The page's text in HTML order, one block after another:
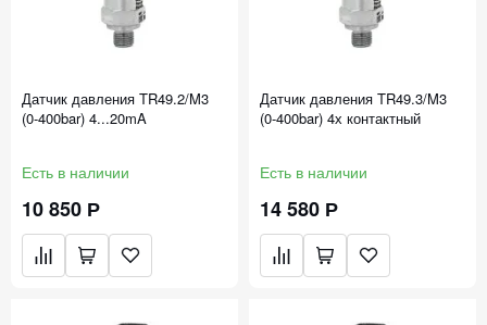
Датчик давления TR49.2/M3
(0-400bar) 4...20mA
Есть в наличии
10 850 Р
Датчик давления TR49.3/M3
(0-400bar) 4х контактный
Есть в наличии
14 580 Р